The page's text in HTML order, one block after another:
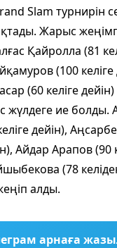
Slam турнирін
Жарыс
Қайролла (81
(100 келіге
(60 келіге
жүлдеге ие
дейін),
Айдар Арапов (90
(78
алды.
арнаға